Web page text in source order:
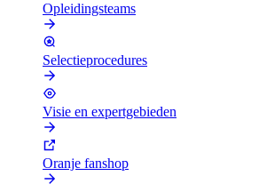
Opleidingsteams
Selectieprocedures
Visie en expertgebieden
Oranje fanshop